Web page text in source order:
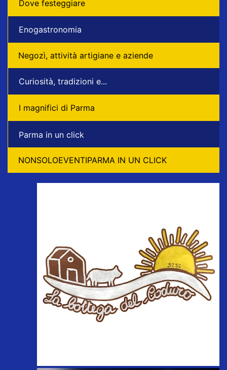
Dove festeggiare
Enogastronomia
Negozì, attività artigiane e aziende
Curiosità, tradizioni e...
I magnifici di Parma
Parma in un click
NONSOLOEVENTIPARMA IN UN CLICK